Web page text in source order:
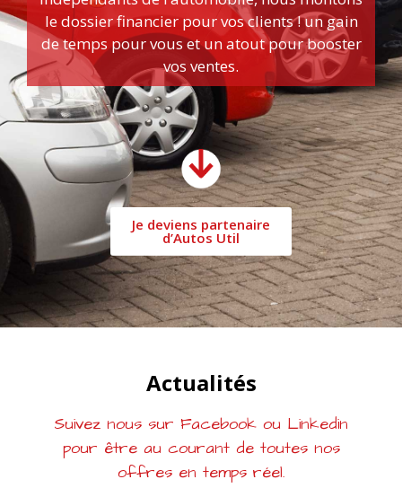
le dossier financier pour vos clients ! un gain
de temps pour vous et un atout pour booster
vos ventes.
Je deviens partenaire
d’Autos Util
Actualités
Suivez nous sur Facebook ou Linkedin
pour être au courant de toutes nos
offres en temps réel.